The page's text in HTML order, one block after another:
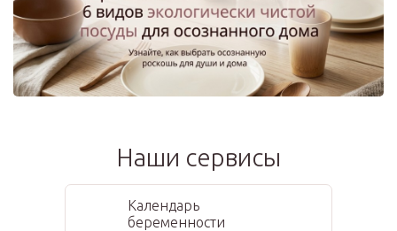
Наши сервисы
Календарь
беременности